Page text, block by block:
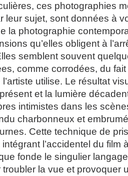
ces photographies
leur sujet, sont données à
la photographie
qu’elles obligent à
semblent souvent
comme corrodées, du
l’artiste utilise. Le résultat
et la lumière
intimistes dans les
charbonneux et
Cette technique de
l’accidentel du film
fonde le singulier
troubler la vue et provoquer